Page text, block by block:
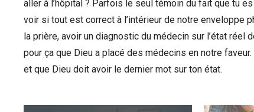
aller à l’hôpital ? Parfois le seul témoin du fait que tu
voir si tout est correct à l’intérieur de notre enveloppe
la prière, avoir un diagnostic du médecin sur l’état
pour ça que Dieu a placé des médecins en notre
et que Dieu doit avoir le dernier mot sur ton état.